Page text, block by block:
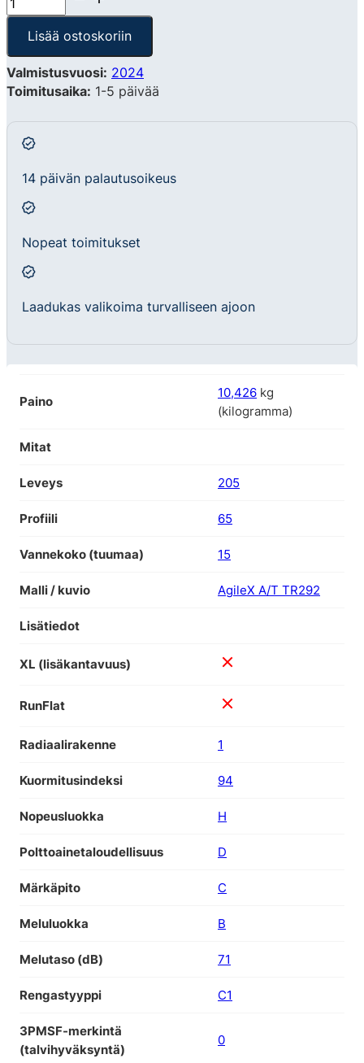
Lisää ostoskoriin
Valmistusvuosi: 2024
Toimitusaika: 1-5 päivää
14 päivän palautusoikeus
Nopeat toimitukset
Laadukas valikoima turvalliseen ajoon
Paino
10,426 kg
(kilogramma)
Mitat
Leveys 205
Profiili 65
Vannekoko (tuumaa) 15
Malli / kuvio AgileX A/T TR292
Lisätiedot
XL (lisäkantavuus)
RunFlat
Radiaalirakenne 1
Kuormitusindeksi 94
Nopeusluokka H
Polttoainetaloudellisuus D
Märkäpito C
Meluluokka B
Melutaso (dB) 71
Rengastyyppi C1
3PMSF-merkintä
(talvihyväksyntä)
0